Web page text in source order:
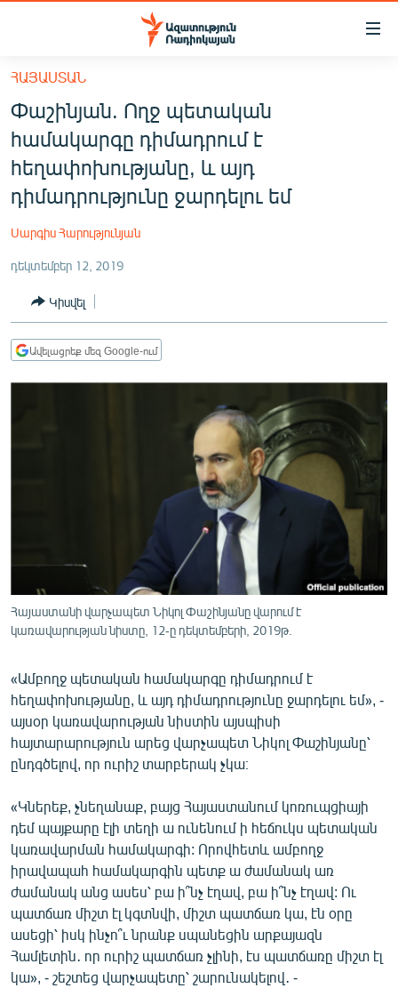
Մատչելիության
հիմնական
բովանդակությանը
Անցնել
հիմնական
մենյուին
Որոնում
ՀԱՅԱՍՏԱՆ
ՔԱՂԱՔԱԿԱՆ
ԸՆՏՐՈՒԹՅՈՒՆՆԵՐ 2026
ՊԱՏԵՐԱԶՄԻ 6 ՇԱԲԱԹՆԵՐԸ
ՏԱՐԱԾԱՇՐՋԱՆ
ԿՈՐՈՆԱՎԻՐՈՒՍ
ԱՐԽԻՎ
ՏԵՍԱՆՅՈՒԹԵՐ
ԲԱՆԱՎԵՃ
ՁԳՏԵԼՈՎ ԼԱՎԱԳՈՒՅՆԻՆ
ՓՈԴՔԱՍԹ
English
Русский
ՀԵՏԵՎԵՔ ՄԵԶ
ՀԱՅԱՍՏԱՆ
Փաշինյան. Ողջ պետական
համակարգը դիմադրում է
հեղափոխությանը, և այդ
դիմադրությունը ջարդելու եմ
Սարգիս Հարությունյան
դեկտեմբեր 12, 2019
Կիսվել
Ավելացրեք մեզ Google-ում
Հայաստանի վարչապետ Նիկոլ Փաշինյանը վարում է
կառավարության նիստը, 12-ը դեկտեմբերի, 2019թ.
«Ամբողջ պետական համակարգը դիմադրում է
հեղափոխությանը, և այդ դիմադրությունը ջարդելու եմ», -
այսօր կառավարության նիստին այսպիսի
հայտարարություն արեց վարչապետ Նիկոլ Փաշինյանը՝
ընդգծելով, որ ուրիշ տարբերակ չկա։
«Կներեք, չնեղանաք, բայց Հայաստանում կոռուպցիայի
դեմ պայքարը էլի տեղի ա ունենում ի հեճուկս պետական
կառավարման համակարգի: Որովհետև ամբողջ
իրավապահ համակարգին պետք ա ժամանակ առ
ժամանակ անց ասես՝ բա ի՞նչ էղավ, բա ի՞նչ էղավ: Ու
պատճառ միշտ էլ կգտնվի, միշտ պատճառ կա, էն օրը
ասեցի՝ իսկ ինչո՞ւ նրանք սպանեցին արքայազն
Համլետին․ որ ուրիշ պատճառ չլինի, էս պատճառը միշտ էլ
կա», - շեշտեց վարչապետը՝ շարունակելով․ -